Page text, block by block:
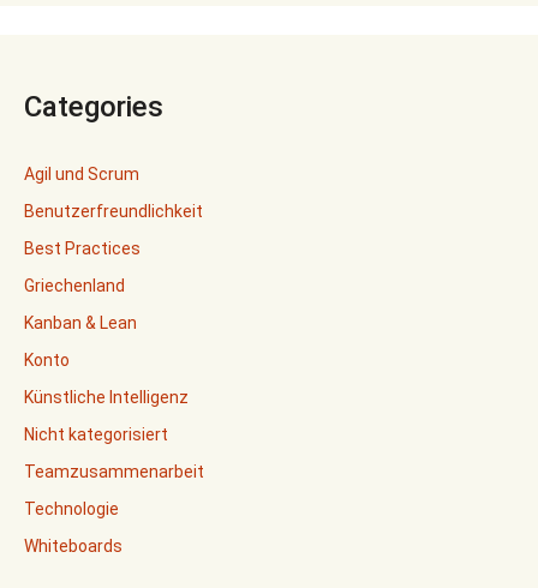
Categories
Agil und Scrum
Benutzerfreundlichkeit
Best Practices
Griechenland
Kanban & Lean
Konto
Künstliche Intelligenz
Nicht kategorisiert
Teamzusammenarbeit
Technologie
Whiteboards